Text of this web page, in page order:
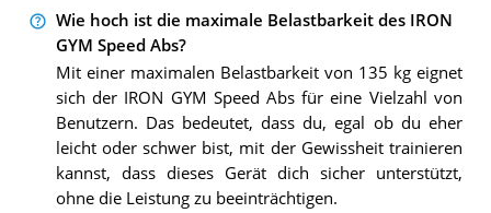
Wie hoch ist die maximale Belastbarkeit des IRON
GYM Speed Abs?
Mit einer maximalen Belastbarkeit von 135 kg eignet
sich der IRON GYM Speed Abs für eine Vielzahl von
Benutzern. Das bedeutet, dass du, egal ob du eher
leicht oder schwer bist, mit der Gewissheit trainieren
kannst, dass dieses Gerät dich sicher unterstützt,
ohne die Leistung zu beeinträchtigen.